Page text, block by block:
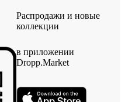
Распродажи и новые
коллекции
в приложении
Dropp.Market